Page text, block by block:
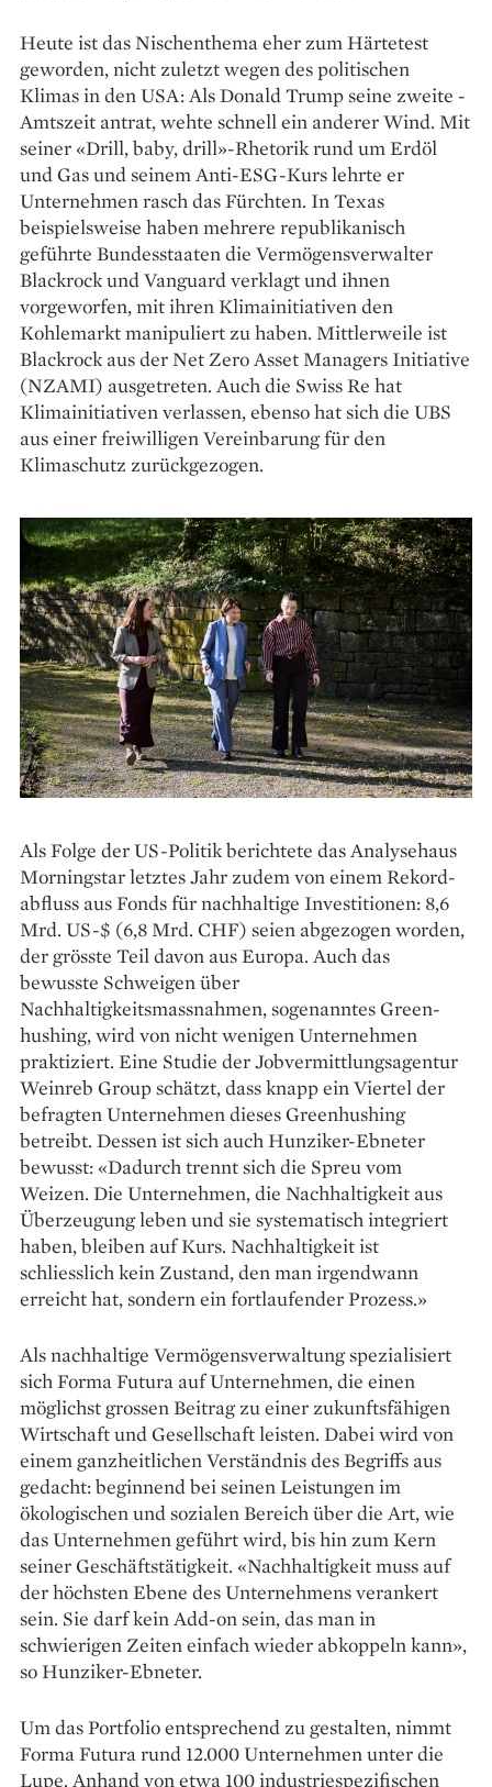
Heute ist das Nischenthema eher zum Härte­test
geworden, nicht zuletzt wegen des politischen
Klimas in den USA: Als Donald Trump seine zweite ­
Amtszeit antrat, wehte schnell ein anderer Wind. Mit
seiner «Drill, baby, drill»-Rhetorik rund um Erdöl
und Gas und seinem Anti-ESG-Kurs lehrte er
Unternehmen rasch das ­Fürchten. In Texas
beispielsweise haben mehrere republikanisch
geführte Bundesstaaten die Vermögensverwalter
Blackrock und Vanguard verklagt und ihnen
vorgeworfen, mit ihren Klimainitiativen den
Kohlemarkt manipuliert zu haben. Mittlerweile ist
Blackrock aus der Net Zero Asset Managers Initiative
(NZAMI) aus­getreten. Auch die Swiss Re hat
Klimainitiativen verlassen, ebenso hat sich die UBS
aus einer freiwilligen Vereinbarung für den
Klimaschutz zurückgezogen.
Als Folge der US-Politik berichtete das Analysehaus
Morning­star letztes Jahr zudem von einem Rekord­
abfluss aus Fonds für nachhaltige Investitionen: 8,6
Mrd. US-$ (6,8 Mrd. CHF) seien abgezogen worden,
der grösste Teil davon aus Europa. Auch das
bewusste Schweigen über
Nachhaltigkeitsmassnahmen, sogenanntes Green­
hushing, wird von nicht wenigen Unternehmen
praktiziert. Eine Studie der Jobvermittlungsagentur
Weinreb Group schätzt, dass knapp ein Viertel der
befragten Unternehmen dieses Greenhushing
betreibt. Dessen ist sich auch Hunziker-Ebneter
bewusst: «Dadurch trennt sich die Spreu vom
Weizen. Die Unternehmen, die Nachhaltigkeit aus
Überzeugung leben und sie systematisch integriert
haben, bleiben auf Kurs. Nachhaltigkeit ist
schliesslich kein Zustand, den man irgendwann
erreicht hat, sondern ein fortlaufender Prozess.»
Als nachhaltige Vermögensverwaltung spezialisiert
sich Forma Futura auf Unternehmen, die einen
möglichst grossen Beitrag zu einer zukunftsfähigen
Wirtschaft und Gesellschaft leisten. Dabei wird von
einem ganzheitlichen Verständnis des Begriffs aus
gedacht: beginnend bei seinen Leistungen im
ökologischen und sozialen Bereich über die Art, wie
das Unternehmen geführt wird, bis hin zum Kern
seiner Geschäftstätigkeit. «Nachhaltigkeit muss auf
der höchsten Ebene des Unternehmens verankert
sein. Sie darf kein Add-on sein, das man in
schwierigen Zeiten einfach wieder ab­koppeln kann»,
so Hunziker-Ebneter.
Um das Portfolio entsprechend zu gestalten, nimmt
Forma Futura rund 12.000 Unternehmen unter die
Lupe. Anhand von etwa 100 industriespezifischen